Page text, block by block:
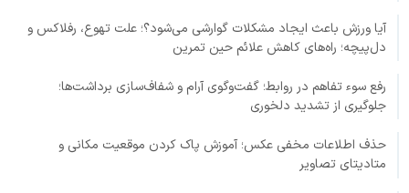
آیا ورزش باعث ایجاد مشکلات گوارشی می‌شود؟؛ علت تهوع، رفلاکس و
دل‌پیچه؛ راه‌های کاهش علائم حین تمرین
رفع سوء تفاهم در روابط؛ گفت‌وگوی آرام و شفاف‌سازی برداشت‌ها؛
جلوگیری از تشدید دلخوری
حذف اطلاعات مخفی عکس؛ آموزش پاک کردن موقعیت مکانی و
متادیتای تصاویر